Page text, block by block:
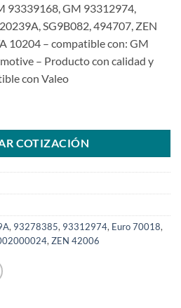
93339168, GM 93312974,
SG9B082, 494707, ZEN
10204 – compatible con: GM
– Producto con calidad y
con Valeo
COTIZACIÓN
, 93278385, 93312974, Euro 70018,
, ZEN 42006